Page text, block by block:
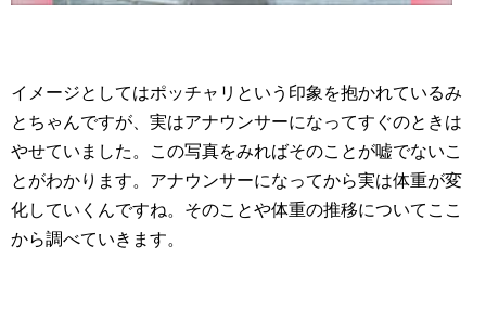
イメージとしてはポッチャリという印象を抱かれているみ
とちゃんですが、実はアナウンサーになってすぐのときは
やせていました。この写真をみればそのことが嘘でないこ
とがわかります。アナウンサーになってから実は体重が変
化していくんですね。そのことや体重の推移についてここ
から調べていきます。